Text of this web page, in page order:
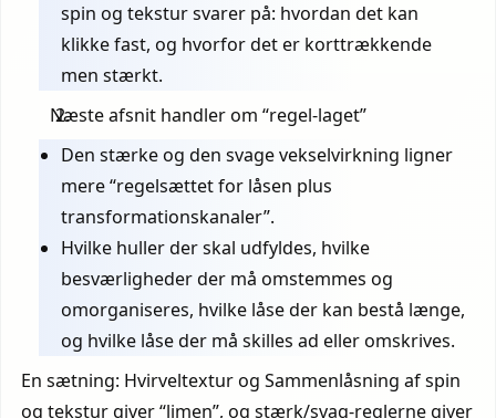
spin og tekstur svarer på: hvordan det kan
klikke fast, og hvorfor det er korttrækkende
men stærkt.
Næste afsnit handler om “regel-laget”
Den stærke og den svage vekselvirkning ligner
mere “regelsættet for låsen plus
transformationskanaler”.
Hvilke huller der skal udfyldes, hvilke
besværligheder der må omstemmes og
omorganiseres, hvilke låse der kan bestå længe,
og hvilke låse der må skilles ad eller omskrives.
En sætning: Hvirveltextur og Sammenlåsning af spin
og tekstur giver “limen”, og stærk/svag-reglerne giver